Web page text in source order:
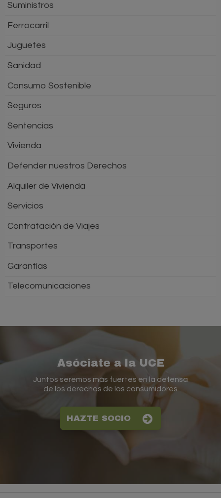
Suministros
Ferrocarril
Juguetes
Sanidad
Consumo Sostenible
Seguros
Sentencias
Vivienda
Defender nuestros Derechos
Alquiler de Vivienda
Servicios
Contratación de Viajes
Transportes
Garantías
Telecomunicaciones
Asóciate a la UCE
Juntos seremos más fuertes en la defensa
de los derechos de los consumidores
HAZTE SOCIO